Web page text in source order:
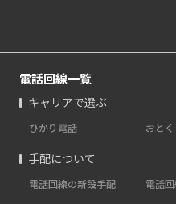
電話回線一覧
キャリアで選ぶ
ひかり電話 おと
手配について
電話回線の新設手配 電話